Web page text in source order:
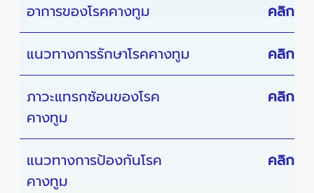
อาการของโรคคางทูม คลิก
แนวทางการรักษาโรคคางทูม คลิก
ภาวะแทรกซ้อนของโรค
คางทูม
คลิก
แนวทางการป้องกันโรค
คางทูม
คลิก